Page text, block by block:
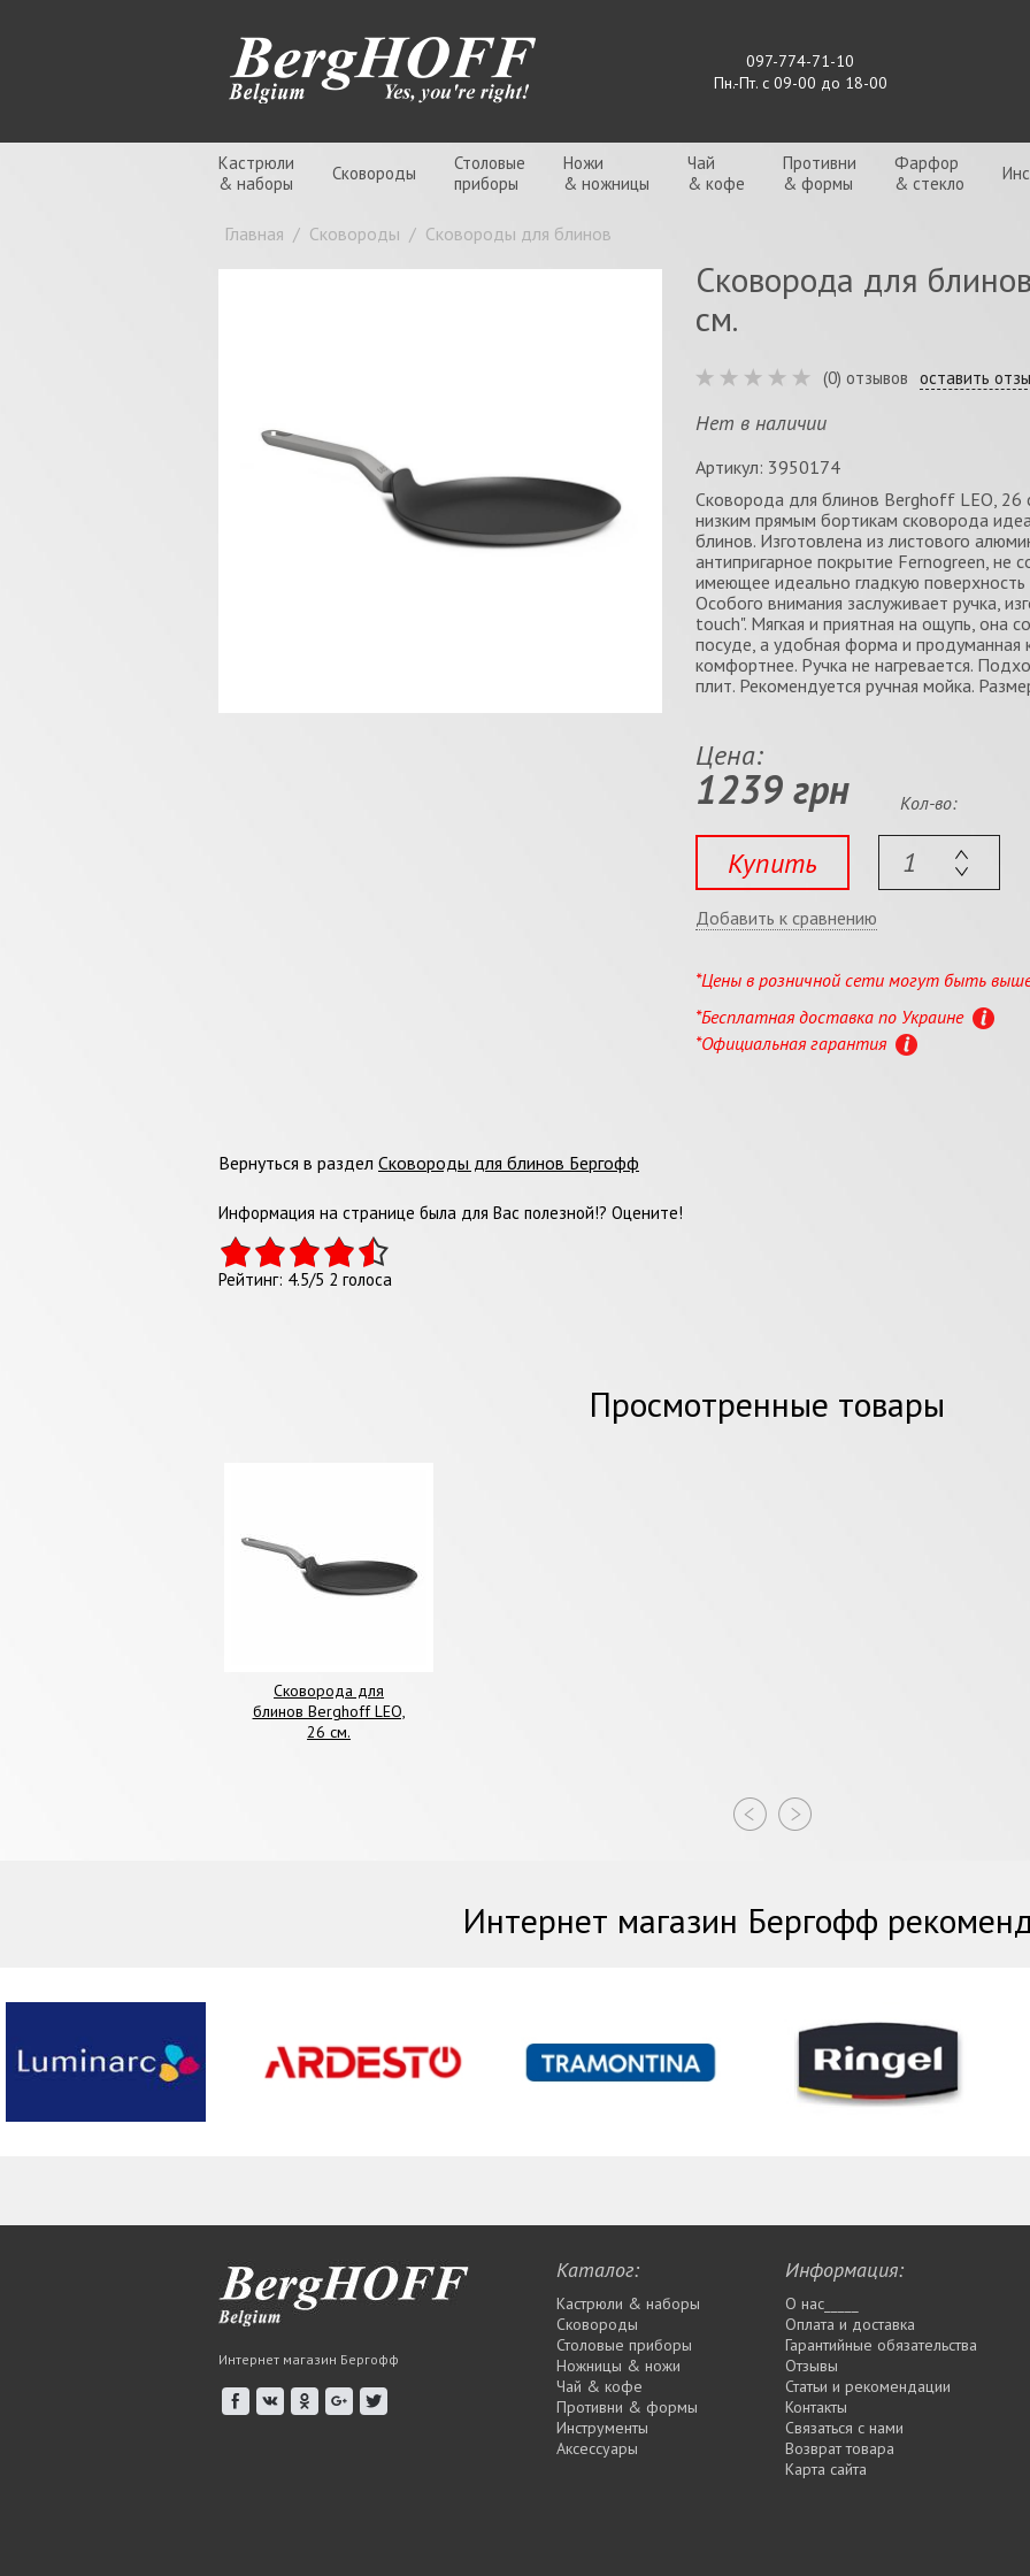
097-774-71-10
Пн.-Пт. с 09-00 до 18-00
Кастрюли
& наборы
Сковороды
Столовые
приборы
Ножи
& ножницы
Чай
& кофе
Противни
& формы
Фарфор
& стекло
Главная / Сковороды / Сковороды для блинов
Сковорода для
см.
(0) отзывов оставить
Нет в наличии
Артикул: 3950174
Сковорода для блинов Berghoff LEO, 26
низким прямым бортикам сковорода
блинов. Изготовлена из листового
антипригарное покрытие Fernogreen,
имеющее идеально гладкую
Особого внимания заслуживает ручка,
touch". Мягкая и приятная на ощупь, она
посуде, а удобная форма и продуманная
комфортнее. Ручка не нагревается.
плит. Рекомендуется ручная мойка.
Цена:
1239 грн
Купить
Кол-во:
Добавить к сравнению
*Цены в розничной сети могут быть
*Бесплатная доставка по Украине
*Официальная гарантия
Вернуться в раздел Сковороды для блинов Бергофф
Информация на странице была для Вас полезной!? Оцените!
Рейтинг: 4.5/5 2 голоса
Просмотренные товары
Сковорода для
блинов Berghoff LEO,
26 см.
Интернет магазин Бергофф
Интернет магазин Бергофф
Каталог:
Кастрюли & наборы
Сковороды
Столовые приборы
Ножницы & ножи
Чай & кофе
Противни & формы
Инструменты
Аксессуары
Информация:
О нас_____
Оплата и доставка
Гарантийные обязательства
Отзывы
Статьи и рекомендации
Контакты
Связаться с нами
Возврат товара
Карта сайта